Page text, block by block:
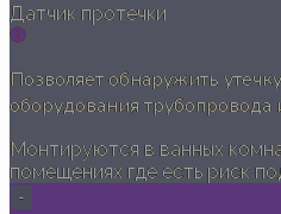
Датчик протечки
Позволяет обнаружить
оборудования трубопровода
Монтируются в ванных
помещениях где есть риск
-